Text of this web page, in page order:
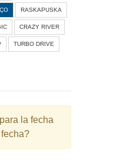
RASKAPUSKA
CRAZY RIVER
TURBO DRIVE
la fecha